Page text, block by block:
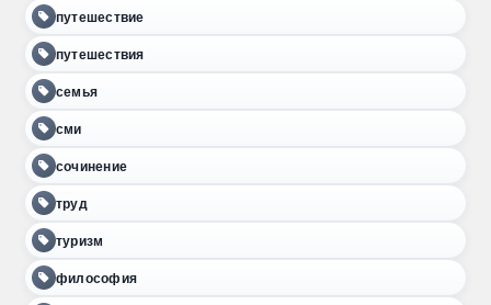
путешествие
путешествия
семья
сми
сочинение
труд
туризм
философия